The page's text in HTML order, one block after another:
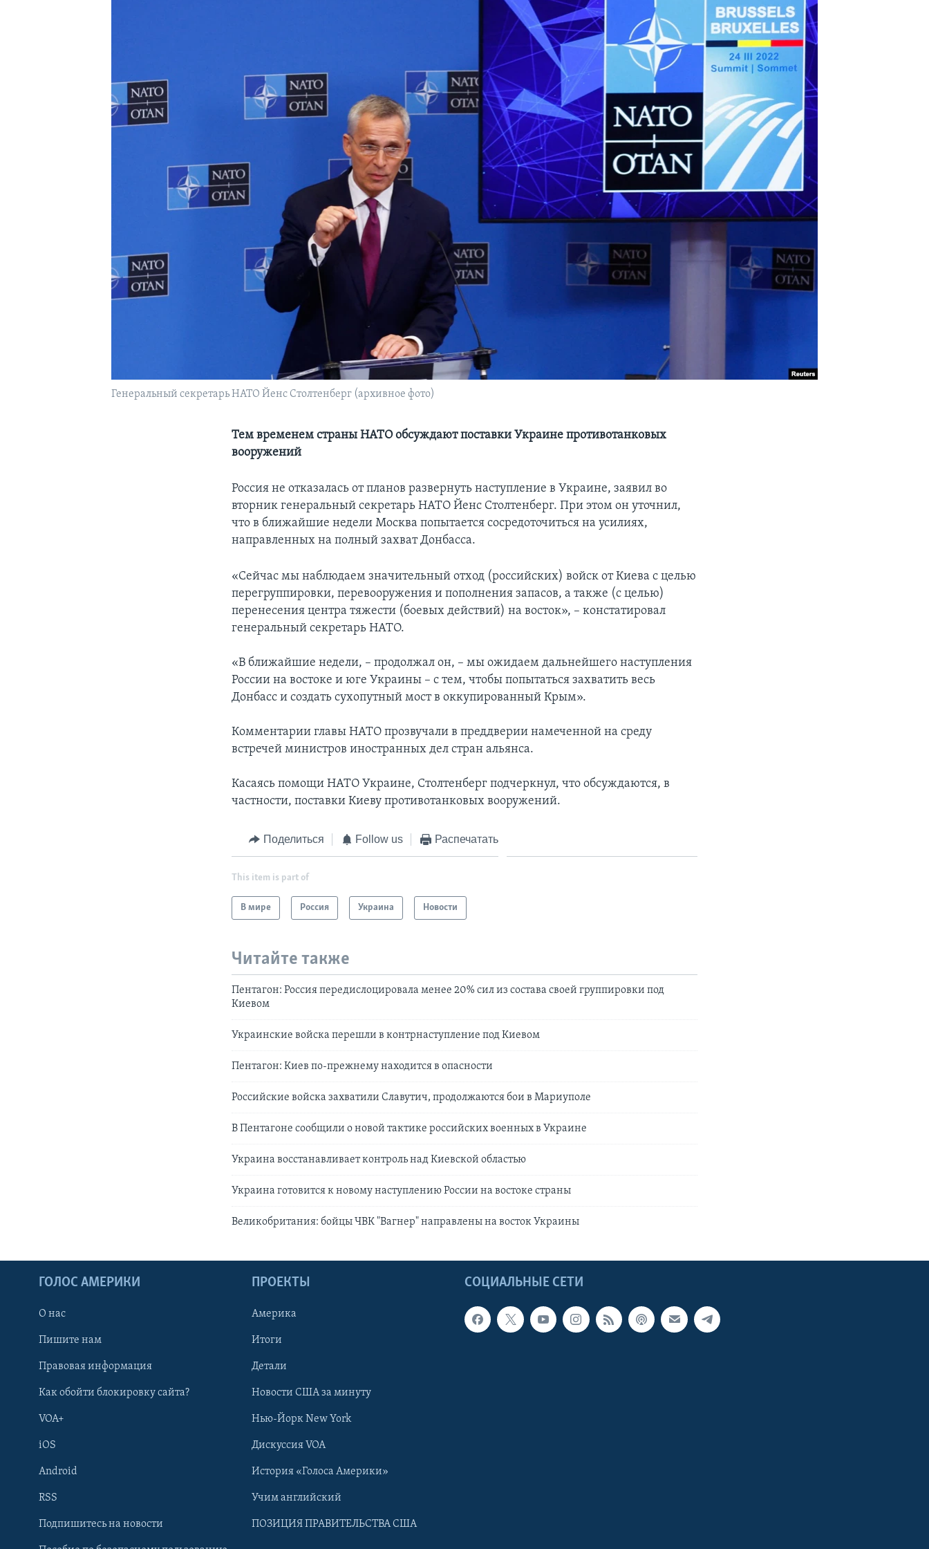
Learning English
Генеральный секретарь НАТО Йенс Столтенберг (архивное фото)
Тем временем страны НАТО обсуждают поставки Украине противотанковых
вооружений
Россия не отказалась от планов развернуть наступление в Украине, заявил во
вторник генеральный секретарь НАТО Йенс Столтенберг. При этом он уточнил,
что в ближайшие недели Москва попытается сосредоточиться на усилиях,
направленных на полный захват Донбасса.
«Сейчас мы наблюдаем значительный отход (российских) войск от Киева с целью
перегруппировки, перевооружения и пополнения запасов, а также (с целью)
перенесения центра тяжести (боевых действий) на восток», – констатировал
генеральный секретарь НАТО.
«В ближайшие недели, – продолжал он, – мы ожидаем дальнейшего наступления
России на востоке и юге Украины – с тем, чтобы попытаться захватить весь
Донбасс и создать сухопутный мост в оккупированный Крым».
Комментарии главы НАТО прозвучали в преддверии намеченной на среду
встречей министров иностранных дел стран альянса.
Касаясь помощи НАТО Украине, Столтенберг подчеркнул, что обсуждаются, в
частности, поставки Киеву противотанковых вооружений.
Поделиться Follow us Распечатать
This item is part of
В мире Россия Украина Новости
Читайте также
Пентагон: Россия передислоцировала менее 20% сил из состава своей группировки под
Киевом
Украинские войска перешли в контрнаступление под Киевом
Пентагон: Киев по-прежнему находится в опасности
Российские войска захватили Славутич, продолжаются бои в Мариуполе
В Пентагоне сообщили о новой тактике российских военных в Украине
Украина восстанавливает контроль над Киевской областью
Украина готовится к новому наступлению России на востоке страны
Великобритания: бойцы ЧВК "Вагнер" направлены на восток Украины
СОЦИАЛЬНЫЕ СЕТИ
ГОЛОС АМЕРИКИ
О нас
Пишите нам
Правовая информация
Как обойти блокировку сайта?
VOA+
iOS
Android
RSS
Подпишитесь на новости
ПРОЕКТЫ
Америка
Итоги
Детали
Новости США за минуту
Нью-Йорк New York
Дискуссия VOA
История «Голоса Америки»
Учим английский
ПОЗИЦИЯ ПРАВИТЕЛЬСТВА США